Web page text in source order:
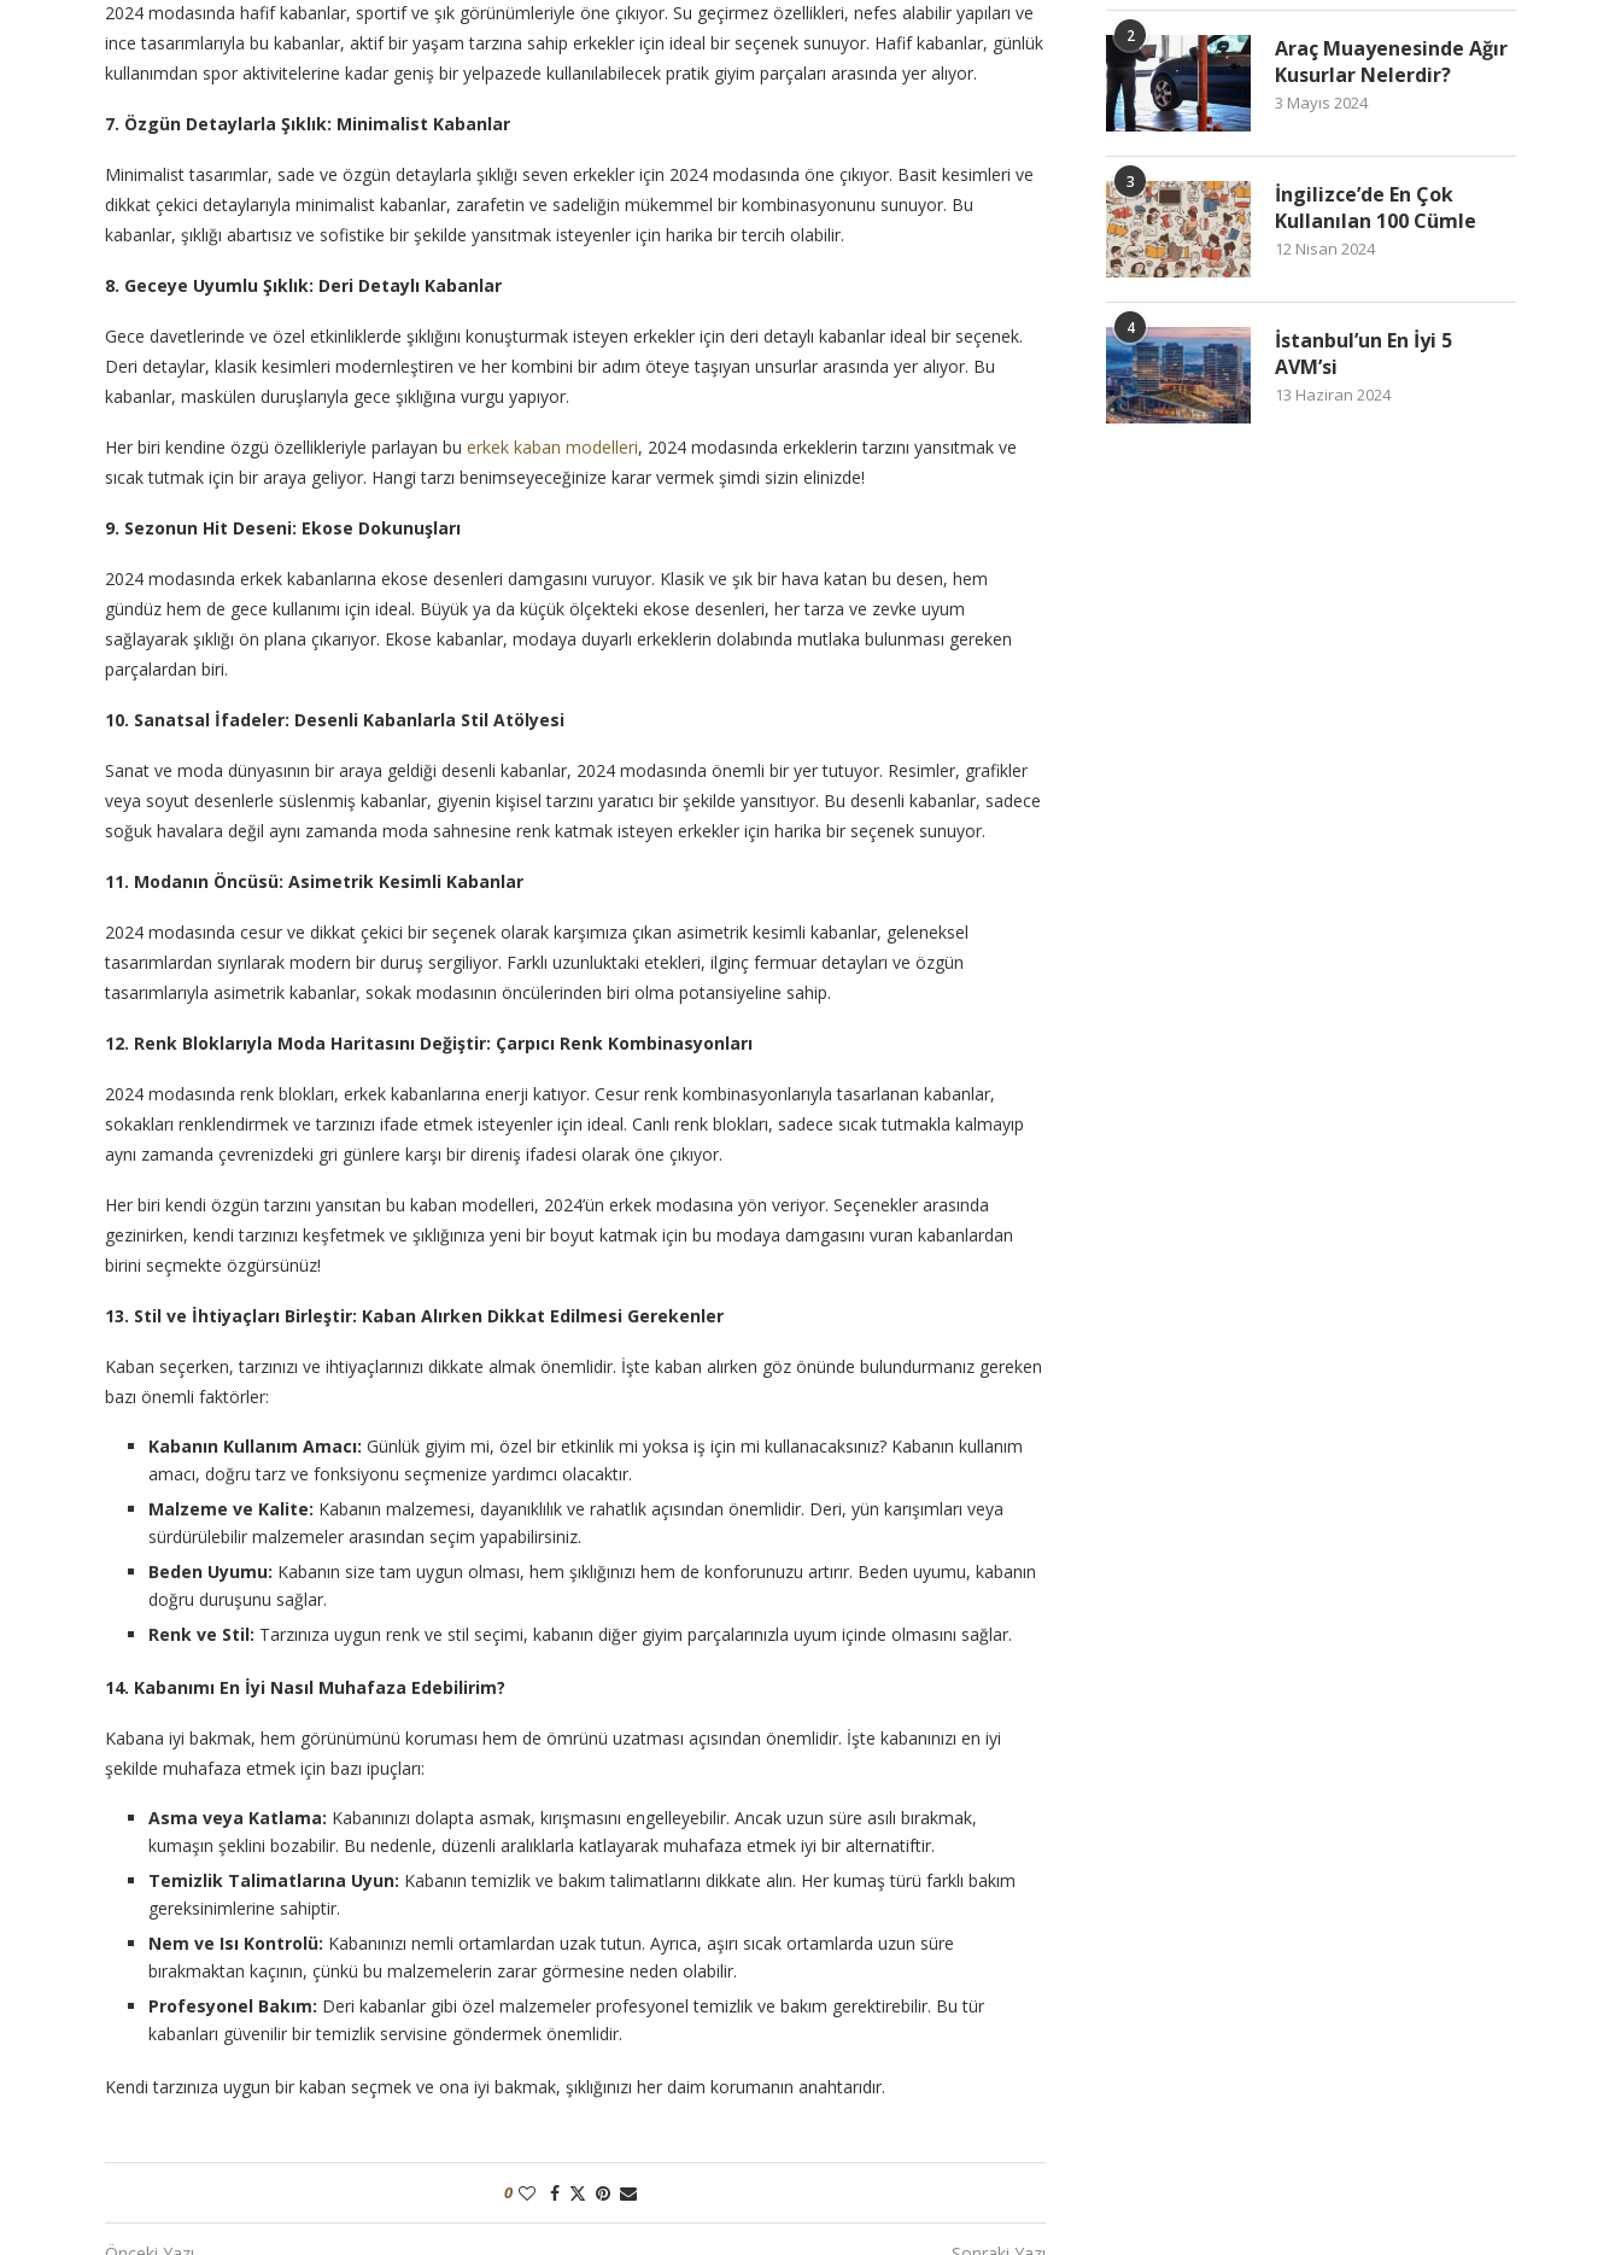
2024 modasında hafif kabanlar, sportif ve şık görünümleriyle öne çıkıyor. Su geçirmez özellikleri, nefes alabilir yapıları ve
ince tasarımlarıyla bu kabanlar, aktif bir yaşam tarzına sahip erkekler için ideal bir seçenek sunuyor. Hafif kabanlar, günlük
kullanımdan spor aktivitelerine kadar geniş bir yelpazede kullanılabilecek pratik giyim parçaları arasında yer alıyor.
7. Özgün Detaylarla Şıklık: Minimalist Kabanlar
Minimalist tasarımlar, sade ve özgün detaylarla şıklığı seven erkekler için 2024 modasında öne çıkıyor. Basit kesimleri ve
dikkat çekici detaylarıyla minimalist kabanlar, zarafetin ve sadeliğin mükemmel bir kombinasyonunu sunuyor. Bu
kabanlar, şıklığı abartısız ve sofistike bir şekilde yansıtmak isteyenler için harika bir tercih olabilir.
8. Geceye Uyumlu Şıklık: Deri Detaylı Kabanlar
Gece davetlerinde ve özel etkinliklerde şıklığını konuşturmak isteyen erkekler için deri detaylı kabanlar ideal bir seçenek.
Deri detaylar, klasik kesimleri modernleştiren ve her kombini bir adım öteye taşıyan unsurlar arasında yer alıyor. Bu
kabanlar, maskülen duruşlarıyla gece şıklığına vurgu yapıyor.
Her biri kendine özgü özellikleriyle parlayan bu erkek kaban modelleri, 2024 modasında erkeklerin tarzını yansıtmak ve
sıcak tutmak için bir araya geliyor. Hangi tarzı benimseyeceğinize karar vermek şimdi sizin elinizde!
9. Sezonun Hit Deseni: Ekose Dokunuşları
2024 modasında erkek kabanlarına ekose desenleri damgasını vuruyor. Klasik ve şık bir hava katan bu desen, hem
gündüz hem de gece kullanımı için ideal. Büyük ya da küçük ölçekteki ekose desenleri, her tarza ve zevke uyum
sağlayarak şıklığı ön plana çıkarıyor. Ekose kabanlar, modaya duyarlı erkeklerin dolabında mutlaka bulunması gereken
parçalardan biri.
10. Sanatsal İfadeler: Desenli Kabanlarla Stil Atölyesi
Sanat ve moda dünyasının bir araya geldiği desenli kabanlar, 2024 modasında önemli bir yer tutuyor. Resimler, grafikler
veya soyut desenlerle süslenmiş kabanlar, giyenin kişisel tarzını yaratıcı bir şekilde yansıtıyor. Bu desenli kabanlar, sadece
soğuk havalara değil aynı zamanda moda sahnesine renk katmak isteyen erkekler için harika bir seçenek sunuyor.
11. Modanın Öncüsü: Asimetrik Kesimli Kabanlar
2024 modasında cesur ve dikkat çekici bir seçenek olarak karşımıza çıkan asimetrik kesimli kabanlar, geleneksel
tasarımlardan sıyrılarak modern bir duruş sergiliyor. Farklı uzunluktaki etekleri, ilginç fermuar detayları ve özgün
tasarımlarıyla asimetrik kabanlar, sokak modasının öncülerinden biri olma potansiyeline sahip.
12. Renk Bloklarıyla Moda Haritasını Değiştir: Çarpıcı Renk Kombinasyonları
2024 modasında renk blokları, erkek kabanlarına enerji katıyor. Cesur renk kombinasyonlarıyla tasarlanan kabanlar,
sokakları renklendirmek ve tarzınızı ifade etmek isteyenler için ideal. Canlı renk blokları, sadece sıcak tutmakla kalmayıp
aynı zamanda çevrenizdeki gri günlere karşı bir direniş ifadesi olarak öne çıkıyor.
Her biri kendi özgün tarzını yansıtan bu kaban modelleri, 2024’ün erkek modasına yön veriyor. Seçenekler arasında
gezinirken, kendi tarzınızı keşfetmek ve şıklığınıza yeni bir boyut katmak için bu modaya damgasını vuran kabanlardan
birini seçmekte özgürsünüz!
13. Stil ve İhtiyaçları Birleştir: Kaban Alırken Dikkat Edilmesi Gerekenler
Kaban seçerken, tarzınızı ve ihtiyaçlarınızı dikkate almak önemlidir. İşte kaban alırken göz önünde bulundurmanız gereken
bazı önemli faktörler:
Kabanın Kullanım Amacı: Günlük giyim mi, özel bir etkinlik mi yoksa iş için mi kullanacaksınız? Kabanın kullanım
amacı, doğru tarz ve fonksiyonu seçmenize yardımcı olacaktır.
Malzeme ve Kalite: Kabanın malzemesi, dayanıklılık ve rahatlık açısından önemlidir. Deri, yün karışımları veya
sürdürülebilir malzemeler arasından seçim yapabilirsiniz.
Beden Uyumu: Kabanın size tam uygun olması, hem şıklığınızı hem de konforunuzu artırır. Beden uyumu, kabanın
doğru duruşunu sağlar.
Renk ve Stil: Tarzınıza uygun renk ve stil seçimi, kabanın diğer giyim parçalarınızla uyum içinde olmasını sağlar.
14. Kabanımı En İyi Nasıl Muhafaza Edebilirim?
Kabana iyi bakmak, hem görünümünü koruması hem de ömrünü uzatması açısından önemlidir. İşte kabanınızı en iyi
şekilde muhafaza etmek için bazı ipuçları:
Asma veya Katlama: Kabanınızı dolapta asmak, kırışmasını engelleyebilir. Ancak uzun süre asılı bırakmak,
kumaşın şeklini bozabilir. Bu nedenle, düzenli aralıklarla katlayarak muhafaza etmek iyi bir alternatiftir.
Temizlik Talimatlarına Uyun: Kabanın temizlik ve bakım talimatlarını dikkate alın. Her kumaş türü farklı bakım
gereksinimlerine sahiptir.
Nem ve Isı Kontrolü: Kabanınızı nemli ortamlardan uzak tutun. Ayrıca, aşırı sıcak ortamlarda uzun süre
bırakmaktan kaçının, çünkü bu malzemelerin zarar görmesine neden olabilir.
Profesyonel Bakım: Deri kabanlar gibi özel malzemeler profesyonel temizlik ve bakım gerektirebilir. Bu tür
kabanları güvenilir bir temizlik servisine göndermek önemlidir.
Kendi tarzınıza uygun bir kaban seçmek ve ona iyi bakmak, şıklığınızı her daim korumanın anahtarıdır.
0
2
Araç Muayenesinde Ağır
Kusurlar Nelerdir?
3 Mayıs 2024
3
İngilizce’de En Çok
Kullanılan 100 Cümle
12 Nisan 2024
4
İstanbul’un En İyi 5
AVM’si
13 Haziran 2024